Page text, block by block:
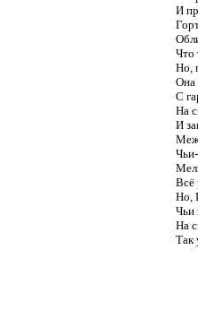
И
Что
Но,
Она
С
На
И
Меж
Всё
Но,
Чьи
На
Так